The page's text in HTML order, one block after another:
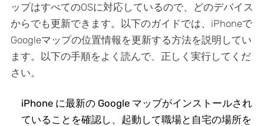
ップはすべてのOSに対応しているので、どのデバイス
からでも更新できます。以下のガイドでは、iPhoneで
Googleマップの位置情報を更新する方法を説明してい
ます。以下の手順をよく読んで、正しく実行してくだ
さい。
iPhone に最新の Google マップがインストールされ
ていることを確認し、起動して職場と自宅の場所を